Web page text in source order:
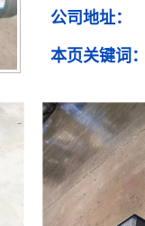
公司地址：
本页关键词：